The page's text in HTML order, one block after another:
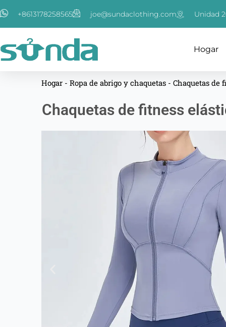
al
+8613178258565 joe@sundaclothing.com Unidad
Hogar
Hogar - Ropa de abrigo y chaquetas - Chaquetas de
Chaquetas de fitness